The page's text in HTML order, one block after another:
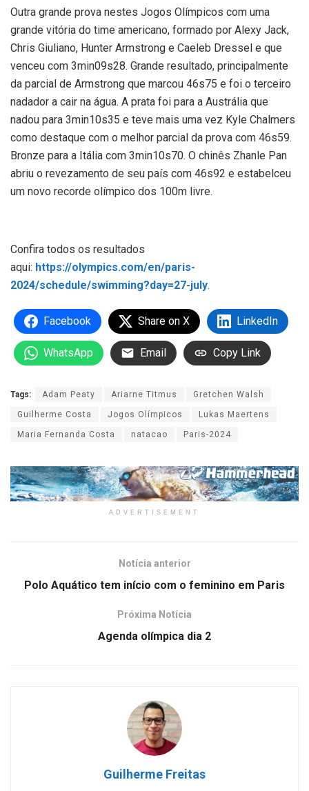
Outra grande prova nestes Jogos Olímpicos com uma
grande vitória do time americano, formado por Alexy Jack,
Chris Giuliano, Hunter Armstrong e Caeleb Dressel e que
venceu com 3min09s28. Grande resultado, principalmente
da parcial de Armstrong que marcou 46s75 e foi o terceiro
nadador a cair na água. A prata foi para a Austrália que
nadou para 3min10s35 e teve mais uma vez Kyle Chalmers
como destaque com o melhor parcial da prova com 46s59.
Bronze para a Itália com 3min10s70. O chinês Zhanle Pan
abriu o revezamento de seu país com 46s92 e estabelceu
um novo recorde olímpico dos 100m livre.
Confira todos os resultados
aqui: https://olympics.com/en/paris-
2024/schedule/swimming?day=27-july.
Facebook Share on X LinkedIn
WhatsApp Email Copy Link
Tags: Adam Peaty Ariarne Titmus Gretchen Walsh
Guilherme Costa Jogos Olímpicos Lukas Maertens
Maria Fernanda Costa natacao Paris-2024
ADVERTISEMENT
Notícia anterior
Polo Aquático tem início com o feminino em Paris
Próxima Notícia
Agenda olímpica dia 2
Guilherme Freitas